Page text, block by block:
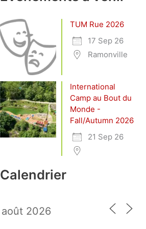
TUM Rue 2026
17 Sep 26
Ramonville
International
Camp au Bout du
Monde -
Fall/Autumn 2026
21 Sep 26
Calendrier